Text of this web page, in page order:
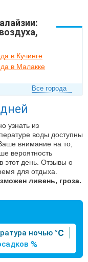
в Кучинге
в Малакке
Все города
узнать из
воды доступны
внимание на то,
вероятность
этот день. Отзывы о
для отдыха.
ливень, гроза.
°C
%